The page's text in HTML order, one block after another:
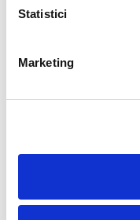
Statistici
Marketing